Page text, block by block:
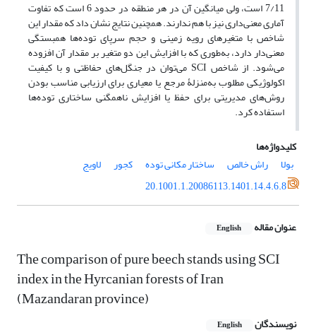
7/11 است، ولی میانگین آن در هر منطقه در حدود 6 است که تفاوت
آماری معنی‌داری نیز با هم ندارند. همچنین نتایج نشان داد که مقدار این
شاخص با متغیرهای رویه زمینی و حجم سرپای توده‌ها همبستگی
معنی‌دار دارد، به‌طوری که با افزایش این دو متغیر بر مقدار آن افزوده
می‌شود. از شاخص SCI می‌توان در جنگل‌های حفاظتی و با کیفیت
اکولوژیکی مطلوب به‌منزلۀ مرجع یا معیاری برای ارزیابی مناسب بودن
روش‌های مدیریتی برای حفظ یا افزایش ناهمگنی ساختاری توده‌ها
استفاده کرد.
کلیدواژه‌ها
بولا
راش خالص ساختار مکانی توده کجور
لاویج
20.1001.1.20086113.1401.14.4.6.8
عنوان مقاله English
The comparison of pure beech stands using SCI
index in the Hyrcanian forests of Iran
(Mazandaran province)
نویسندگان English